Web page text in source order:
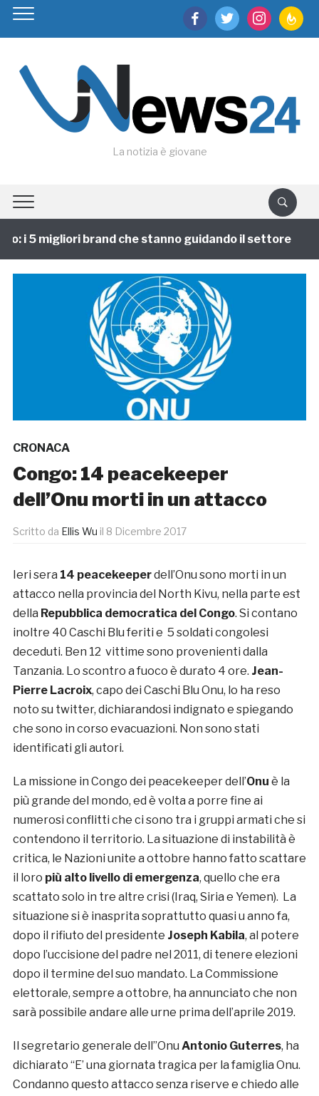
facebooktwitter instagram
La notizia è giovane
i 5 migliori brand che stanno guidando il settore
CRONACA
Congo: 14 peacekeeper
dell’Onu morti in un attacco
Scritto da Ellis Wu il 8 Dicembre 2017
Ieri sera 14 peacekeeperdell’Onu sono morti in un
attacco nella provincia del North Kivu, nella parte est
della Repubblica democratica del Congo. Si contano
inoltre 40 Caschi Blu feriti e 5 soldati congolesi
deceduti. Ben 12 vittime sono provenienti dalla
Tanzania. Lo scontro a fuoco è durato 4 ore. Jean-
Pierre Lacroix, capo dei Caschi Blu Onu, lo ha reso
noto su twitter, dichiarandosi indignato e spiegando
che sono in corso evacuazioni. Non sono stati
identificati gli autori.
La missione in Congo dei peacekeeper dell’Onu è la
più grande del mondo, ed è volta a porre fine ai
numerosi conflitti che ci sono tra i gruppi armati che si
contendono il territorio. La situazione di instabilità è
critica, le Nazioni unite a ottobre hanno fatto scattare
il loro più alto livello di emergenza, quello che era
scattato solo in tre altre crisi (Iraq, Siria e Yemen). La
situazione si è inasprita soprattutto quasi u anno fa,
dopo il rifiuto del presidente Joseph Kabila, al potere
dopo l’uccisione del padre nel 2011, di tenere elezioni
dopo il termine del suo mandato. La Commissione
elettorale, sempre a ottobre, ha annunciato che non
sarà possibile andare alle urne prima dell’aprile 2019.
Il segretario generale dell”Onu Antonio Guterres, ha
dichiarato “E’ una giornata tragica per la famiglia Onu.
Condanno questo attacco senza riserve e chiedo alle